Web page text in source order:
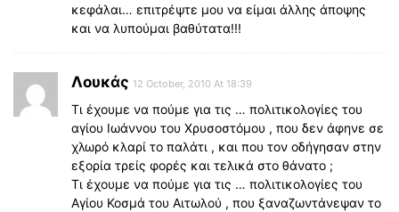
κεφάλαι… επιτρέψτε μου να είμαι άλλης άποψης
και να λυπούμαι βαθύτατα!!!
Λουκάς 12 October, 2010 At 18:39
Τι έχουμε να πούμε για τις … πολιτικολογίες του
αγίου Ιωάννου του Χρυσοστόμου , που δεν άφηνε σε
χλωρό κλαρί το παλάτι , και που τον οδήγησαν στην
εξορία τρείς φορές και τελικά στο θάνατο ;
Τι έχουμε να πούμε για τις … πολιτικολογίες του
Αγίου Κοσμά του Αιτωλού , που ξαναζωντάνεψαν το